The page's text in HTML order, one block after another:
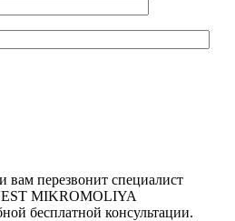
вам перезвонит специалист
MIKROMOLIYA
бесплатной консультации.